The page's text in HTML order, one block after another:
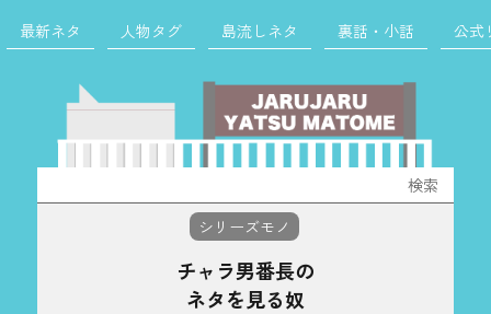
最新ネタ 人物タグ 島流しネタ 裏話・小話 公式
索:
シリーズモノ
チャラ男番長の
ネタを見る奴